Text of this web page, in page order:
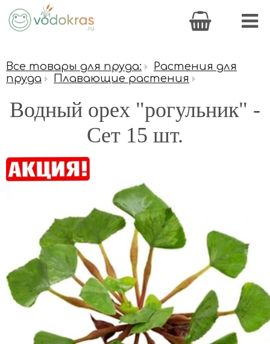
Все товары для пруда:
Растения для
пруда
Плавающие растения
Водный орех "рогульник" -
Сет 15 шт.